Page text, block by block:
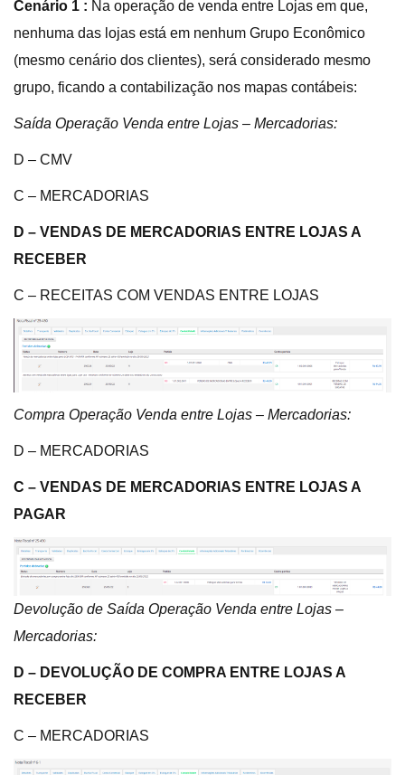
Cenário 1 : Na operação de venda entre Lojas em que,
nenhuma das lojas está em nenhum Grupo Econômico
(mesmo cenário dos clientes), será considerado mesmo
grupo, ficando a contabilização nos mapas contábeis:
Saída Operação Venda entre Lojas – Mercadorias:
D – CMV
C – MERCADORIAS
D – VENDAS DE MERCADORIAS ENTRE LOJAS A
RECEBER
C – RECEITAS COM VENDAS ENTRE LOJAS
Compra Operação Venda entre Lojas – Mercadorias:
D – MERCADORIAS
C – VENDAS DE MERCADORIAS ENTRE LOJAS A
PAGAR
Devolução de Saída Operação Venda entre Lojas –
Mercadorias:
D – DEVOLUÇÃO DE COMPRA ENTRE LOJAS A
RECEBER
C – MERCADORIAS